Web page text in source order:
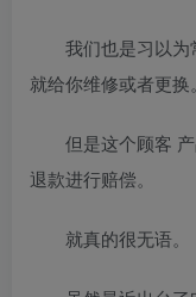
我们也是习以
就给你维修或者更换
但是这个顾客
退款进行赔偿。
就真的很无语。